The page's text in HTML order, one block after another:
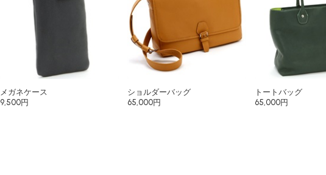
メガネケース
9,500円
ショルダーバッグ
65,000円
トートバッグ
65,000円